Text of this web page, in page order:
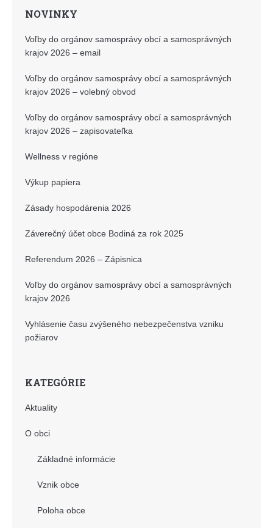
NOVINKY
Voľby do orgánov samosprávy obcí a samosprávných
krajov 2026 – email
Voľby do orgánov samosprávy obcí a samosprávných
krajov 2026 – volebný obvod
Voľby do orgánov samosprávy obcí a samosprávných
krajov 2026 – zapisovateľka
Wellness v regióne
Výkup papiera
Zásady hospodárenia 2026
Záverečný účet obce Bodiná za rok 2025
Referendum 2026 – Zápisnica
Voľby do orgánov samosprávy obcí a samosprávných
krajov 2026
Vyhlásenie času zvýšeného nebezpečenstva vzniku
požiarov
KATEGÓRIE
Aktuality
O obci
Základné informácie
Vznik obce
Poloha obce